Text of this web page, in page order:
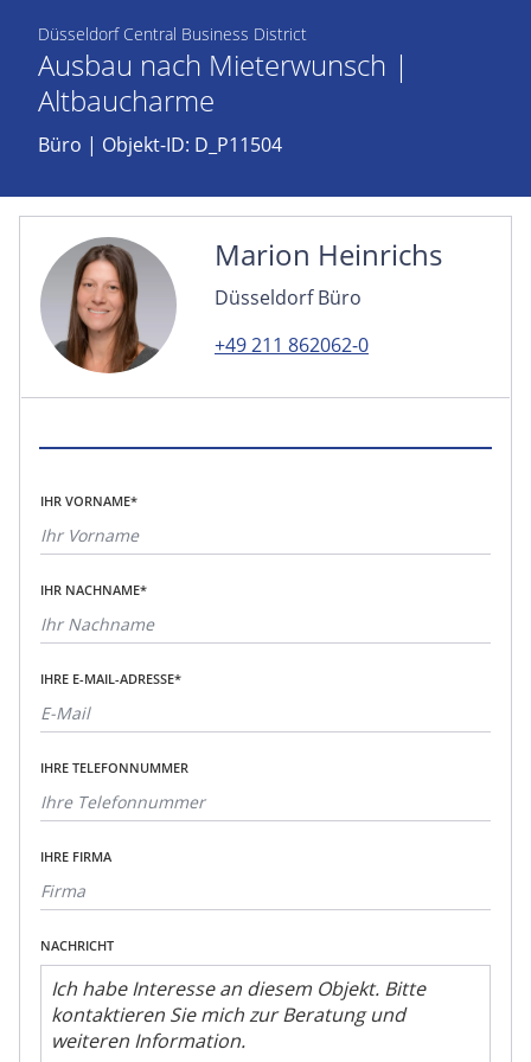
Düsseldorf Central Business District
Ausbau nach Mieterwunsch |
Altbaucharme
Büro | Objekt-ID: D_P11504
Marion Heinrichs
Düsseldorf Büro
+49 211 862062-0
IHR VORNAME*
IHR NACHNAME*
IHRE E-MAIL-ADRESSE*
IHRE TELEFONNUMMER
IHRE FIRMA
NACHRICHT